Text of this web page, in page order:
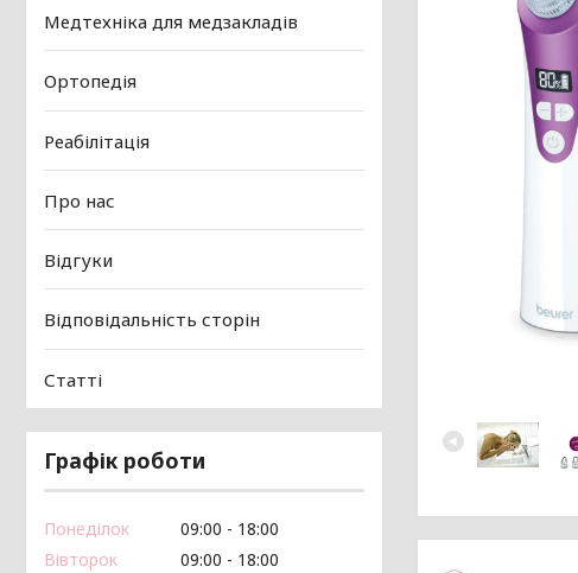
Медтехніка для медзакладів
Ортопедія
Реабілітація
Про нас
Відгуки
Відповідальність сторін
Статті
Графік роботи
Понеділок 09:00
18:00
Вівторок
09:00
18:00